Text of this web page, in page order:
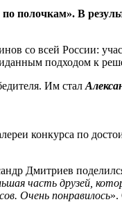
полочкам». В
со всей России:
подходом к
Им стал
конкурса по
Дмитриев
часть друзей,
Очень понравилось».